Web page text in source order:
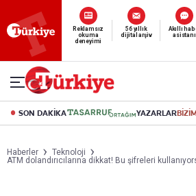
Reklamsız
okuma
deneyimi
56 yıllık
dijital arşiv
Akıllı
asistanı
SON DAKİKA YAZARLAR
Haberler
Teknoloji
ATM dolandırıcılarına dikkat! Bu şifreleri